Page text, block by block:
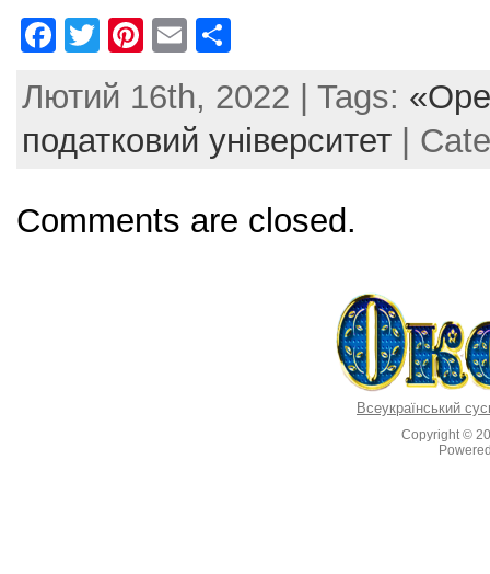
F
c
e
o
o
T
itt
er
Pi
er
e
E
ai
l
ar
e
Лютий 16th, 2022 | Tags:
податковий університет |
Comments are closed.
Всеукраїнський
Copyright ©